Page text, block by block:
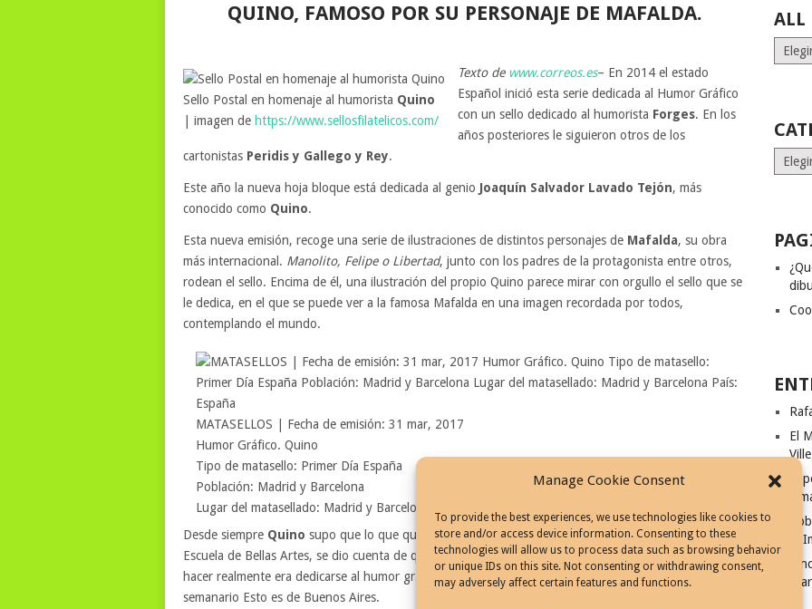
Manage Cookie Consent
To provide the best experiences, we use technologies like cookies to
store and/or access device information. Consenting to these
technologies will allow us to process data such as browsing behavior
or unique IDs on this site. Not consenting or withdrawing consent,
may adversely affect certain features and functions.
QUINO, FAMOSO POR SU PERSONAJE DE MAFALDA.
Sello Postal en homenaje al humorista Quino
| imagen de https://www.sellosfilatelicos.com/
Texto de www.correos.es– En 2014 el estado
Español inició esta serie dedicada al Humor Gráfico
con un sello dedicado al humorista Forges. En los
años posteriores le siguieron otros de los
cartonistas Peridis y Gallego y Rey.
Este año la nueva hoja bloque está dedicada al genio Joaquín Salvador Lavado Tejón, más
conocido como Quino.
Esta nueva emisión, recoge una serie de ilustraciones de distintos personajes de Mafalda, su obra
más internacional. Manolito, Felipe o Libertad, junto con los padres de la protagonista entre otros,
rodean el sello. Encima de él, una ilustración del propio Quino parece mirar con orgullo el sello que se
le dedica, en el que se puede ver a la famosa Mafalda en una imagen recordada por todos,
contemplando el mundo.
MATASELLOS | Fecha de emisión: 31 mar, 2017
Humor Gráfico. Quino
Tipo de matasello: Primer Día España
Población: Madrid y Barcelona
Lugar del matasellado: Madrid y Barcelona
Desde siempre Quino supo que lo que quería hacer era dibujar. Tras comenzar sus estudios en la
Escuela de Bellas Artes, se dio cuenta de que más que pintar ánforas y bodegones, lo que quería
hacer realmente era dedicarse al humor gráfico. Y eso hizo. En 1954 publicó su primera página en el
semanario Esto es de Buenos Aires.
ALL
ALL
El
El
El